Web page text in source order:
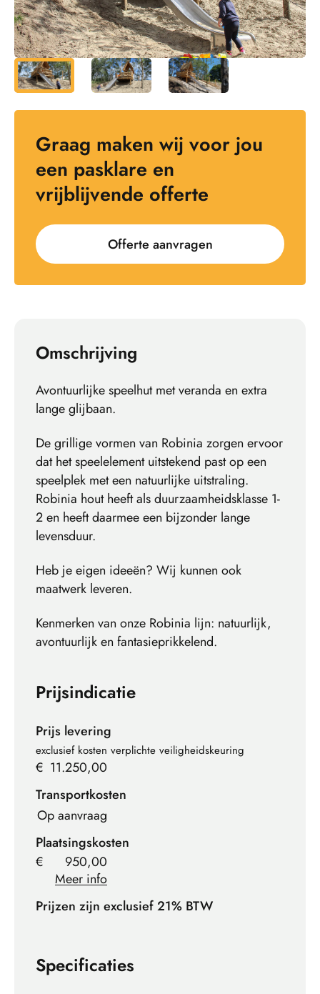
Graag maken wij voor jou
een pasklare en
vrijblijvende offerte
Offerte aanvragen
Omschrijving
Avontuurlijke speelhut met veranda en extra
lange glijbaan.
De grillige vormen van Robinia zorgen ervoor
dat het speelelement uitstekend past op een
speelplek met een natuurlijke uitstraling.
Robinia hout heeft als duurzaamheidsklasse 1-
2 en heeft daarmee een bijzonder lange
levensduur.
Heb je eigen ideeën? Wij kunnen ook
maatwerk leveren.
Kenmerken van onze Robinia lijn: natuurlijk,
avontuurlijk en fantasieprikkelend.
Prijsindicatie
Prijs levering
exclusief kosten verplichte veiligheidskeuring
€ 11.250,00
Transportkosten
Op aanvraag
Plaatsingskosten
€
950,00
Meer info
Prijzen zijn exclusief 21% BTW
Specificaties